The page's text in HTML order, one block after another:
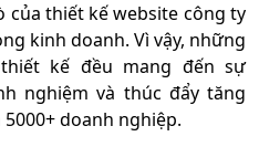
của thiết kế website công ty
kinh doanh. Vì vậy, những
thiết kế đều mang đến sự
nghiệm và thúc đẩy tăng
doanh nghiệp.